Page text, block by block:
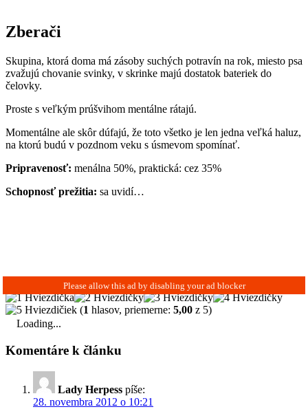
Zberači
Skupina, ktorá doma má zásoby suchých potravín na rok, miesto psa
zvažujú chovanie svinky, v skrinke majú dostatok bateriek do
čelovky.
Proste s veľkým prúšvihom mentálne rátajú.
Momentálne ale skôr dúfajú, že toto všetko je len jedna veľká haluz,
na ktorú budú v pozdnom veku s úsmevom spomínať.
Pripravenosť: menálna 50%, praktická: cez 35%
Schopnosť prežitia: sa uvidí…
(1 hlasov, priemerne: 5,00 z 5)
Loading...
Komentáre k článku
Lady Herpess píše:
28. novembra 2012 o 10:21